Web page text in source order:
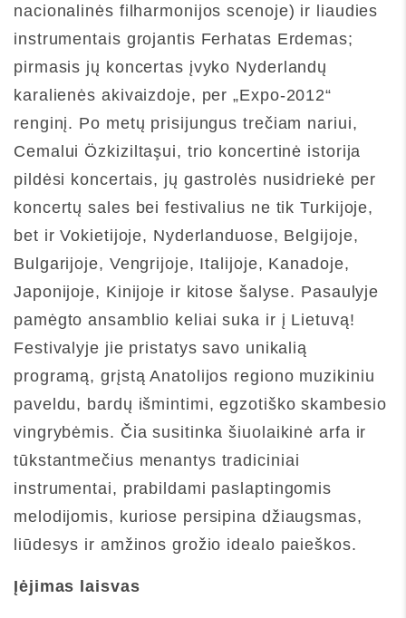
nacionalinės filharmonijos scenoje) ir liaudies
instrumentais grojantis Ferhatas Erdemas;
pirmasis jų koncertas įvyko Nyderlandų
karalienės akivaizdoje, per „Expo-2012“
renginį. Po metų prisijungus trečiam nariui,
Cemalui Özkiziltaşui, trio koncertinė istorija
pildėsi koncertais, jų gastrolės nusidriekė per
koncertų sales bei festivalius ne tik Turkijoje,
bet ir Vokietijoje, Nyderlanduose, Belgijoje,
Bulgarijoje, Vengrijoje, Italijoje, Kanadoje,
Japonijoje, Kinijoje ir kitose šalyse. Pasaulyje
pamėgto ansamblio keliai suka ir į Lietuvą!
Festivalyje jie pristatys savo unikalią
programą, grįstą Anatolijos regiono muzikiniu
paveldu, bardų išmintimi, egzotiško skambesio
vingrybėmis. Čia susitinka šiuolaikinė arfa ir
tūkstantmečius menantys tradiciniai
instrumentai, prabildami paslaptingomis
melodijomis, kuriose persipina džiaugsmas,
liūdesys ir amžinos grožio idealo paieškos.
Įėjimas laisvas